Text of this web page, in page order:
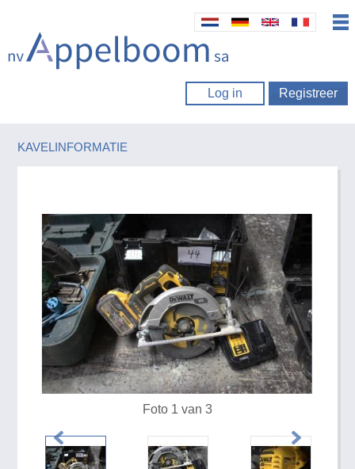
Log in Registreer
KAVELINFORMATIE
Foto 1 van 3